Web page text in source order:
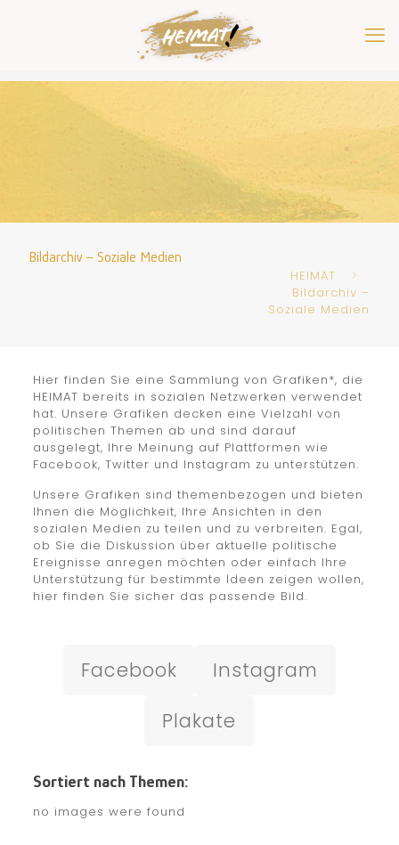
Bildarchiv – Soziale Medien
HEIMAT
Bildarchiv –
Soziale Medien
Hier finden Sie eine Sammlung von Grafiken*, die
HEIMAT bereits in sozialen Netzwerken verwendet
hat. Unsere Grafiken decken eine Vielzahl von
politischen Themen ab und sind darauf
ausgelegt, Ihre Meinung auf Plattformen wie
Facebook, Twitter und Instagram zu unterstützen.
Unsere Grafiken sind themenbezogen und bieten
Ihnen die Möglichkeit, Ihre Ansichten in den
sozialen Medien zu teilen und zu verbreiten. Egal,
ob Sie die Diskussion über aktuelle politische
Ereignisse anregen möchten oder einfach Ihre
Unterstützung für bestimmte Ideen zeigen wollen,
hier finden Sie sicher das passende Bild.
Facebook
Instagram
Plakate
Sortiert nach Themen:
no images were found